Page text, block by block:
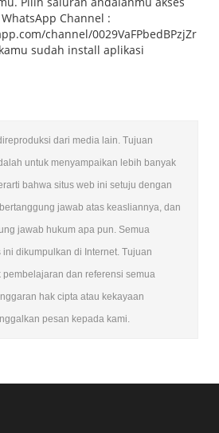
Channel :
channel/0029VaFPbedBPzjZr
sudah install aplikasi
dari media lain. Tujuan
untuk menyampaikan lebih banyak
bahwa situs web ini setuju dengan
jawab atas keasliannya, dan
jawab hukum apa pun. Semua
dikumpulkan di Internet. Tujuan
dan referensi semua
hak cipta atau kekayaan
pesan kepada kami.